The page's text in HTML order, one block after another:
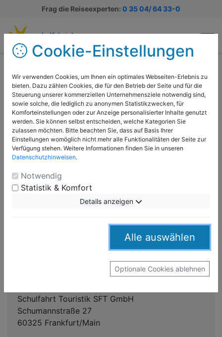
Frag die Reiseexperten: 0 35 04/ 64 33-0
Ihr Kontakt zu Nicole
Schoenherr
Hauptsitz & Buchungszentrale
Schulfahrt Touristik SFT GmbH
Herrengasse 2
Telefon: 03504/ 6433-26
03504 6433-7719
Montag - Donnerstag 07:00 bis 18:00 Uhr
Freitag: 07:00 bis 17:00 Uhr
Servicetelefon Frankfurt/Main
Schulfahrt Touristik SFT GmbH
Schumannstraße 27
60325 Frankfurt/Main
Cookie-Einstellungen
Wir verwenden Cookies, um Ihnen ein optimales Webseiten-Erlebnis zu
bieten. Dazu zählen Cookies, die für den Betrieb der Seite und für die
Steuerung unserer kommerziellen Unternehmensziele notwendig sind,
sowie solche, die lediglich zu anonymen Statistikzwecken, für
Komforteinstellungen oder zur Anzeige personalisierter Inhalte genutzt
werden. Sie können selbst entscheiden, welche Kategorien Sie
zulassen möchten. Bitte beachten Sie, dass auf Basis Ihrer
Einstellungen womöglich nicht mehr alle Funktionalitäten der Seite zur
Verfügung stehen. Weitere Informationen finden Sie in unseren
Datenschutzhinweisen.
Notwendig
Statistik & Komfort
Details anzeigen
Alle auswählen
Optionale Cookies ablehnen